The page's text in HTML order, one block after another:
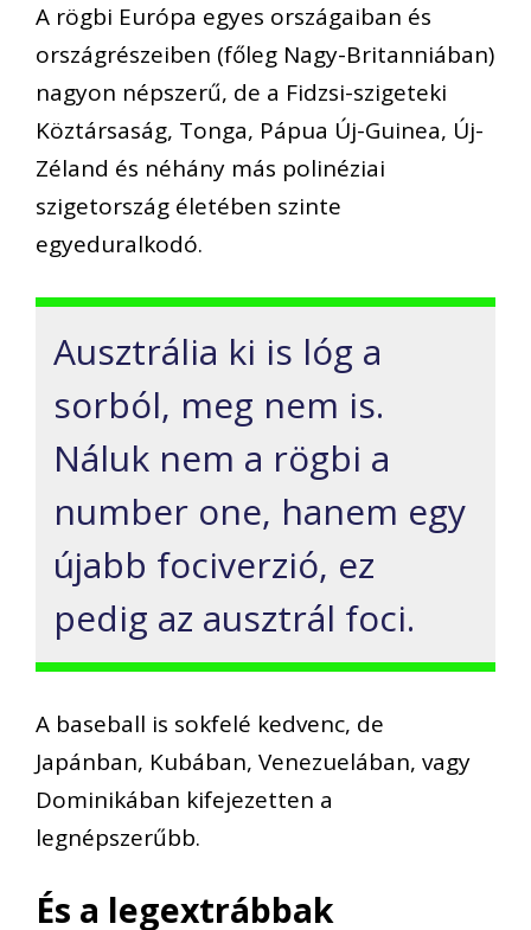
A rögbi Európa egyes országaiban és
országrészeiben (főleg Nagy-Britanniában)
nagyon népszerű, de a Fidzsi-szigeteki
Köztársaság, Tonga, Pápua Új-Guinea, Új-
Zéland és néhány más polinéziai
szigetország életében szinte
egyeduralkodó.
Ausztrália ki is lóg a
sorból, meg nem is.
Náluk nem a rögbi a
number one, hanem egy
újabb fociverzió, ez
pedig az ausztrál foci.
A baseball is sokfelé kedvenc, de
Japánban, Kubában, Venezuelában, vagy
Dominikában kifejezetten a
legnépszerűbb.
És a legextrábbak